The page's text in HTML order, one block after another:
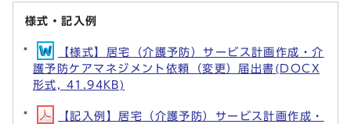
様式・記入例
【様式】居宅（介護予防）サービス計画作成・介
護予防ケアマネジメント依頼（変更）届出書(DOCX
形式, 41.94KB)
【記入例】居宅（介護予防）サービス計画作成・